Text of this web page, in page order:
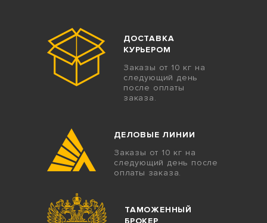
ДОСТАВКА
КУРЬЕРОМ
Заказы от 10 кг на
следующий день
после оплаты
заказа.
ДЕЛОВЫЕ ЛИНИИ
Заказы от 10 кг на
следующий день после
оплаты заказа.
ТАМОЖЕННЫЙ